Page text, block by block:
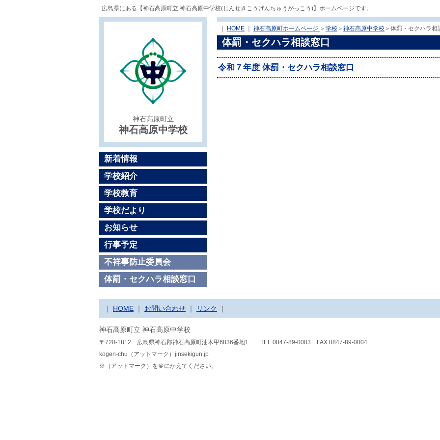
広島県にある【神石高原町立 神石高原中学校(じんせきこうげんちゅうがっこう)】ホームページです。
神石高原町立
神石高原中学校
新着情報
学校紹介
学校教育
学校だより
お知らせ
行事予定
不祥事防止委員会
体罰・セクハラ相談窓口
HOME 神石高原町ホームページ ＞ 学校 ＞ 神石高原中学校 ＞ 体罰・セクハラ相
体罰・セクハラ相談窓口
令和７年度 体罰・セクハラ相談窓口
｜ HOME ｜ お問い合わせ ｜ リンク ｜
神石高原町立 神石高原中学校
〒720-1812 広島県神石郡神石高原町油木甲6836番地1
TEL 0847-89-0003 FAX 0847-89-0004
kogen-chu（アットマーク）jinsekigun.jp
※（アットマーク）を＠にかえてください。